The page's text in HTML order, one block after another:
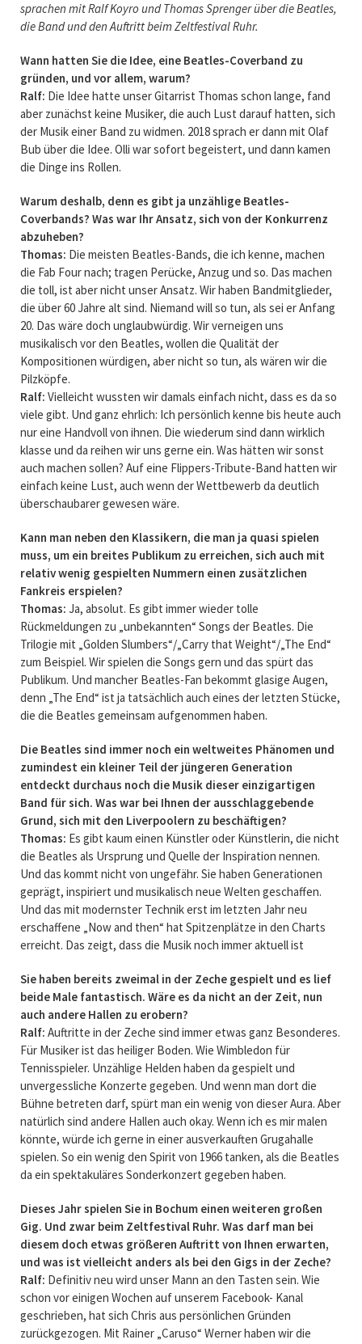
sprachen mit Ralf Koyro und Thomas Sprenger über die Beatles,
die Band und den Auftritt beim Zeltfestival Ruhr.
Wann hatten Sie die Idee, eine Beatles-Coverband zu
gründen, und vor allem, warum?
Ralf: Die Idee hatte unser Gitarrist Thomas schon lange, fand
aber zunächst keine Musiker, die auch Lust darauf hatten, sich
der Musik einer Band zu widmen. 2018 sprach er dann mit Olaf
Bub über die Idee. Olli war sofort begeistert, und dann kamen
die Dinge ins Rollen.
Warum deshalb, denn es gibt ja unzählige Beatles-
Coverbands? Was war Ihr Ansatz, sich von der Konkurrenz
abzuheben?
Thomas: Die meisten Beatles-Bands, die ich kenne, machen
die Fab Four nach; tragen Perücke, Anzug und so. Das machen
die toll, ist aber nicht unser Ansatz. Wir haben Bandmitglieder,
die über 60 Jahre alt sind. Niemand will so tun, als sei er Anfang
20. Das wäre doch unglaubwürdig. Wir verneigen uns
musikalisch vor den Beatles, wollen die Qualität der
Kompositionen würdigen, aber nicht so tun, als wären wir die
Pilzköpfe.
Ralf: Vielleicht wussten wir damals einfach nicht, dass es da so
viele gibt. Und ganz ehrlich: Ich persönlich kenne bis heute auch
nur eine Handvoll von ihnen. Die wiederum sind dann wirklich
klasse und da reihen wir uns gerne ein. Was hätten wir sonst
auch machen sollen? Auf eine Flippers-Tribute-Band hatten wir
einfach keine Lust, auch wenn der Wettbewerb da deutlich
überschaubarer gewesen wäre.
Kann man neben den Klassikern, die man ja quasi spielen
muss, um ein breites Publikum zu erreichen, sich auch mit
relativ wenig gespielten Nummern einen zusätzlichen
Fankreis erspielen?
Thomas: Ja, absolut. Es gibt immer wieder tolle
Rückmeldungen zu „unbekannten“ Songs der Beatles. Die
Trilogie mit „Golden Slumbers“/„Carry that Weight“/„The End“
zum Beispiel. Wir spielen die Songs gern und das spürt das
Publikum. Und mancher Beatles-Fan bekommt glasige Augen,
denn „The End“ ist ja tatsächlich auch eines der letzten Stücke,
die die Beatles gemeinsam aufgenommen haben.
Die Beatles sind immer noch ein weltweites Phänomen und
zumindest ein kleiner Teil der jüngeren Generation
entdeckt durchaus noch die Musik dieser einzigartigen
Band für sich. Was war bei Ihnen der ausschlaggebende
Grund, sich mit den Liverpoolern zu beschäftigen?
Thomas: Es gibt kaum einen Künstler oder Künstlerin, die nicht
die Beatles als Ursprung und Quelle der Inspiration nennen.
Und das kommt nicht von ungefähr. Sie haben Generationen
geprägt, inspiriert und musikalisch neue Welten geschaffen.
Und das mit modernster Technik erst im letzten Jahr neu
erschaffene „Now and then“ hat Spitzenplätze in den Charts
erreicht. Das zeigt, dass die Musik noch immer aktuell ist
Sie haben bereits zweimal in der Zeche gespielt und es lief
beide Male fantastisch. Wäre es da nicht an der Zeit, nun
auch andere Hallen zu erobern?
Ralf: Auftritte in der Zeche sind immer etwas ganz Besonderes.
Für Musiker ist das heiliger Boden. Wie Wimbledon für
Tennisspieler. Unzählige Helden haben da gespielt und
unvergessliche Konzerte gegeben. Und wenn man dort die
Bühne betreten darf, spürt man ein wenig von dieser Aura. Aber
natürlich sind andere Hallen auch okay. Wenn ich es mir malen
könnte, würde ich gerne in einer ausverkauften Grugahalle
spielen. So ein wenig den Spirit von 1966 tanken, als die Beatles
da ein spektakuläres Sonderkonzert gegeben haben.
Dieses Jahr spielen Sie in Bochum einen weiteren großen
Gig. Und zwar beim Zeltfestival Ruhr. Was darf man bei
diesem doch etwas größeren Auftritt von Ihnen erwarten,
und was ist vielleicht anders als bei den Gigs in der Zeche?
Ralf: Definitiv neu wird unser Mann an den Tasten sein. Wie
schon vor einigen Wochen auf unserem Facebook- Kanal
geschrieben, hat sich Chris aus persönlichen Gründen
zurückgezogen. Mit Rainer „Caruso“ Werner haben wir die